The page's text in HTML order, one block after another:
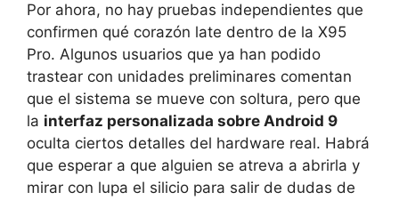
Por ahora, no hay pruebas independientes que
confirmen qué corazón late dentro de la X95
Pro. Algunos usuarios que ya han podido
trastear con unidades preliminares comentan
que el sistema se mueve con soltura, pero que
la interfaz personalizada sobre Android 9
oculta ciertos detalles del hardware real. Habrá
que esperar a que alguien se atreva a abrirla y
mirar con lupa el silicio para salir de dudas de